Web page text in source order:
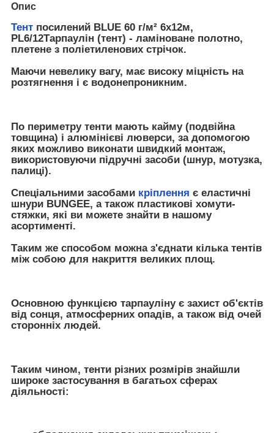
Опис
Тент посилений BLUE 60 г/м² 6х12м,
PL6/12Тарпаулін (тент) - ламіноване полотно,
плетене з поліетиленових стрічок.
Маючи невелику вагу, має високу міцність на
розтягнення і є водонепроникним.
По периметру тенти мають кайму (подвійна
товщина) і алюмінієві люверси, за допомогою
яких можливо виконати швидкий монтаж,
використовуючи підручні засоби (шнур, мотузка,
палиці).
Спеціальними засобами кріплення є еластичні
шнури BUNGEE, а також пластикові хомути-
стяжки, які ви можете знайти в нашому
асортименті.
Таким же способом можна з'єднати кілька тентів
між собою для накриття великих площ.
Основною функцією тарпауліну є захист об'єктів
від сонця, атмосферних опадів, а також від очей
сторонніх людей.
Таким чином, тенти різних розмірів знайшли
широке застосування в багатьох сферах
діяльності: